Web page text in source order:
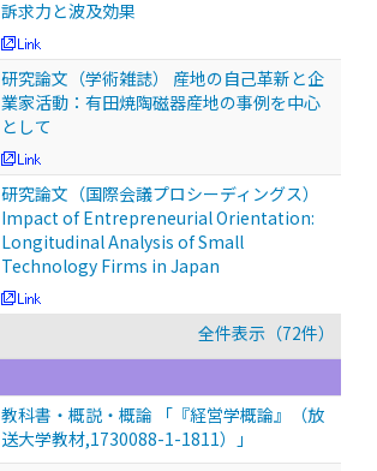
訴求力と波及効果
研究論文（学術雑誌） 産地の自己革新と企
業家活動：有田焼陶磁器産地の事例を中心
として
研究論文（国際会議プロシーディングス）
Impact of Entrepreneurial Orientation:
Longitudinal Analysis of Small
Technology Firms in Japan
全件表示（72件）
教科書・概説・概論 「『経営学概論』（放
送大学教材,1730088-1-1811）」